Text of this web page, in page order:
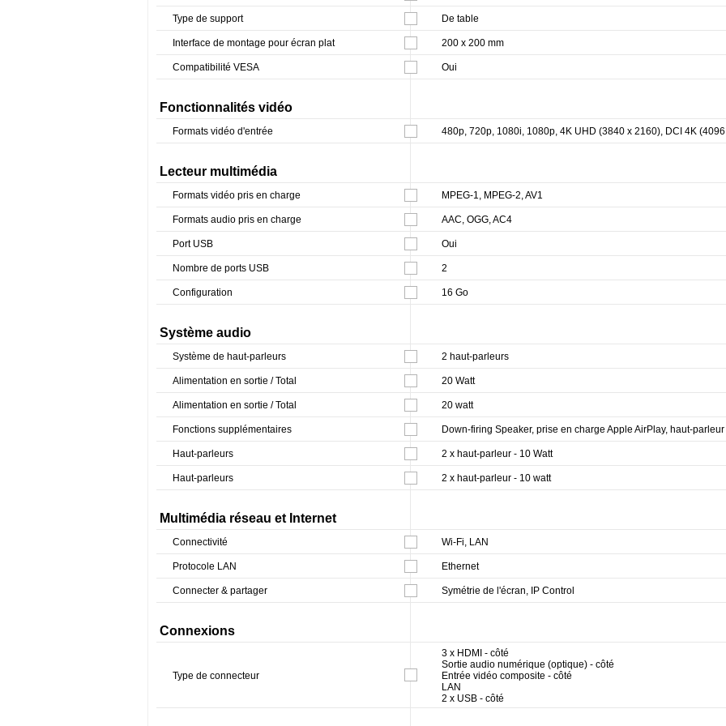
Type de support De table
Interface de montage pour écran plat 200 x 200 mm
Compatibilité VESA Oui
Fonctionnalités vidéo
Formats vidéo d'entrée 480p, 720p, 1080i, 1080p, 4K UHD (3840 x 2160), DCI 4K
Lecteur multimédia
Formats vidéo pris en charge MPEG-1, MPEG-2, AV1
Formats audio pris en charge AAC, OGG, AC4
Port USB Oui
Nombre de ports USB 2
Configuration 16 Go
Système audio
Système de haut-parleurs 2 haut-parleurs
Alimentation en sortie / Total 20 Watt
Alimentation en sortie / Total 20 watt
Fonctions supplémentaires Down-firing Speaker, prise en charge Apple AirPlay, haut-
Haut-parleurs 2 x haut-parleur - 10 Watt
Haut-parleurs 2 x haut-parleur - 10 watt
Multimédia réseau et Internet
Connectivité Wi-Fi, LAN
Protocole LAN Ethernet
Connecter & partager Symétrie de l'écran, IP Control
Connexions
Type de connecteur
3 x HDMI - côté
Sortie audio numérique (optique) - côté
Entrée vidéo composite - côté
LAN
2 x USB - côté